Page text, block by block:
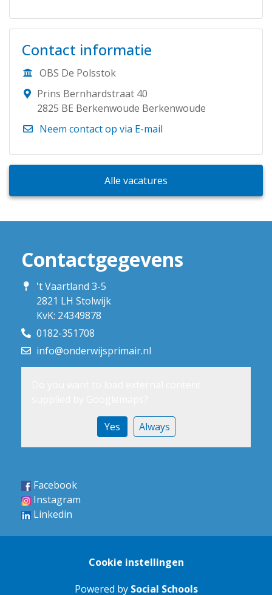
Contact informatie
OBS De Polsstok
Prins Bernhardstraat 40
2825 BE Berkenwoude Berkenwoude
Neem contact op via E-mail
Alle vacatures
Contactgegevens
't Vaartland 3-5
2821 LH Stolwijk
KvK: 24349878
0182-351708
info@onderwijsprimair.nl
Yes Always
Facebook
Instagram
Linkedin
Cookie instellingen
Powered by Social Schools